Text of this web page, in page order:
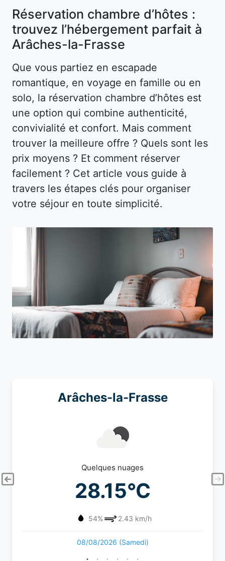
Réservation chambre d’hôtes :
trouvez l’hébergement parfait à
Arâches-la-Frasse
Que vous partiez en escapade
romantique, en voyage en famille ou en
solo, la réservation chambre d’hôtes est
une option qui combine authenticité,
convivialité et confort. Mais comment
trouver la meilleure offre ? Quels sont les
prix moyens ? Et comment réserver
facilement ? Cet article vous guide à
travers les étapes clés pour organiser
votre séjour en toute simplicité.
Arâches-la-Frasse
Quelques nuages
28.15°C
54% 2.43 km/h
08/08/2026 (Samedi)